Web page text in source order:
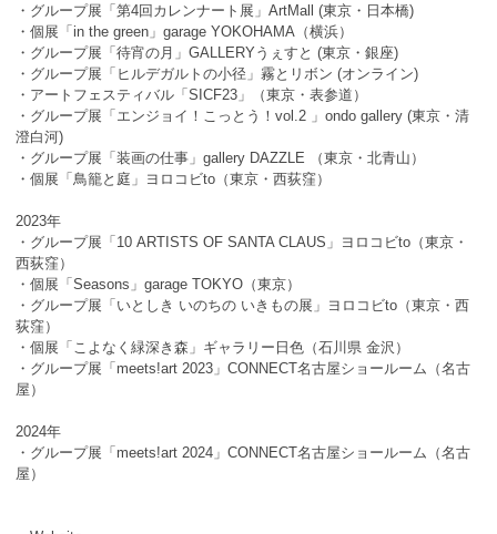
・グループ展「第4回カレンナート展」ArtMall (東京・日本橋)
・個展「in the green」garage YOKOHAMA（横浜）
・グループ展「待宵の月」GALLERYうぇすと (東京・銀座)
・グループ展「ヒルデガルトの小径」霧とリボン (オンライン)
・アートフェスティバル「SICF23」（東京・表参道）
・グループ展「エンジョイ！こっとう！vol.2 」ondo gallery (東京・清
澄白河)
・グループ展「装画の仕事」gallery DAZZLE （東京・北青山）
・個展「鳥籠と庭」ヨロコビto（東京・西荻窪）
2023年
・グループ展「10 ARTISTS OF SANTA CLAUS」ヨロコビto（東京・
西荻窪）
・個展「Seasons」garage TOKYO（東京）
・グループ展「いとしき いのちの いきもの展」ヨロコビto（東京・西
荻窪）
・個展「こよなく緑深き森」ギャラリー日色（石川県 金沢）
・グループ展「meets!art 2023」CONNECT名古屋ショールーム（名古
屋）
2024年
・グループ展「meets!art 2024」CONNECT名古屋ショールーム（名古
屋）